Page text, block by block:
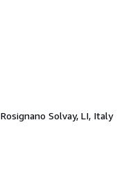
Rosignano Solvay, LI, Italy